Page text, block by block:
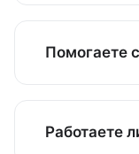
24–48 ч.
дайте время
Помогаете
другого
«Миграция» и
Работаете